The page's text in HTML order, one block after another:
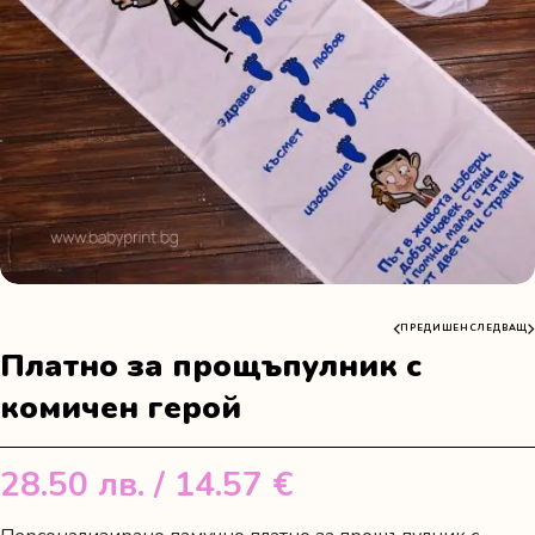
ПРЕДИШЕН СЛЕДВАЩ
Платно за прощъпулник с
комичен герой
28.50 лв. / 14.57 €